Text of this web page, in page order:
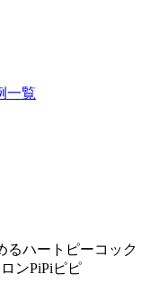
一覧
るハートピーコック
ンPiPiピピ